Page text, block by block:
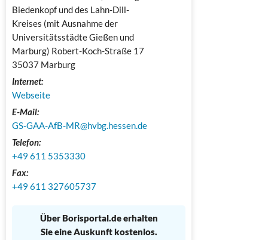
Biedenkopf und des Lahn-Dill-
Kreises (mit Ausnahme der
Universitätsstädte Gießen und
Marburg) Robert-Koch-Straße 17
35037 Marburg
Internet:
Webseite
E-Mail:
GS-GAA-AfB-MR@hvbg.hessen.de
Telefon:
+49 ​​611 5353330
Fax:
+49 611 327605737
Über Borisportal.de erhalten
Sie eine Auskunft kostenlos.